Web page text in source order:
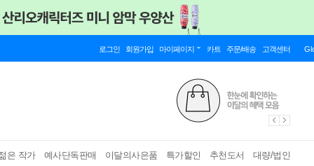
로그인 회원가입 마이페이지 카트 주문/배송 고객센터
은 작가 예사단독판매 이달의사은품 특가할인 추천도서 대량/법인